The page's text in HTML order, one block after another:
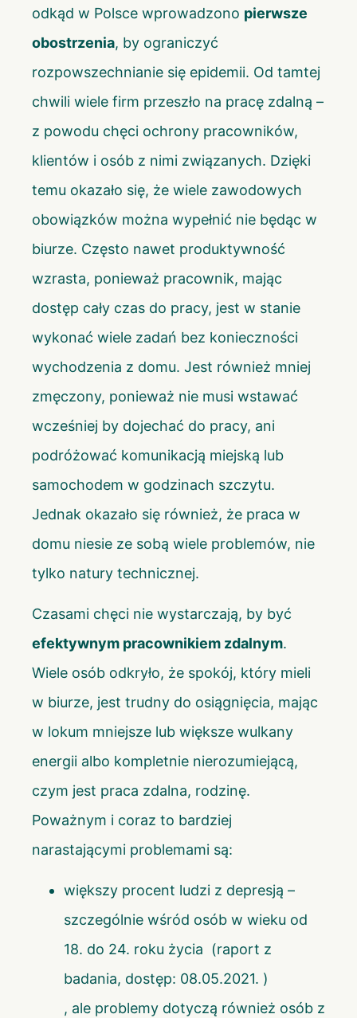
odkąd w Polsce wprowadzono pierwsze
obostrzenia, by ograniczyć
rozpowszechnianie się epidemii. Od tamtej
chwili wiele firm przeszło na pracę zdalną –
z powodu chęci ochrony pracowników,
klientów i osób z nimi związanych. Dzięki
temu okazało się, że wiele zawodowych
obowiązków można wypełnić nie będąc w
biurze. Często nawet produktywność
wzrasta, ponieważ pracownik, mając
dostęp cały czas do pracy, jest w stanie
wykonać wiele zadań bez konieczności
wychodzenia z domu. Jest również mniej
zmęczony, ponieważ nie musi wstawać
wcześniej by dojechać do pracy, ani
podróżować komunikacją miejską lub
samochodem w godzinach szczytu.
Jednak okazało się również, że praca w
domu niesie ze sobą wiele problemów, nie
tylko natury technicznej.
Czasami chęci nie wystarczają, by być
efektywnym pracownikiem zdalnym.
Wiele osób odkryło, że spokój, który mieli
w biurze, jest trudny do osiągnięcia, mając
w lokum mniejsze lub większe wulkany
energii albo kompletnie nierozumiejącą,
czym jest praca zdalna, rodzinę.
Poważnym i coraz to bardziej
narastającymi problemami są:
większy procent ludzi z depresją –
szczególnie wśród osób w wieku od
18. do 24. roku życia (raport z
badania, dostęp: 08.05.2021. )
, ale problemy dotyczą również osób z